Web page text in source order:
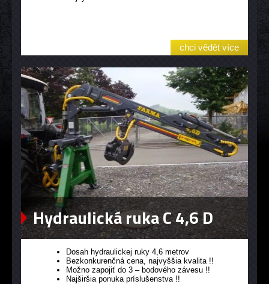
chci vědět více
Hydraulická ruka C 4,6 D
Dosah hydraulickej ruky 4,6 metrov
Bezkonkurenčná cena, najvyššia kvalita !!
Možno zapojiť do 3 – bodového závesu !!
Najširšia ponuka príslušenstva !!